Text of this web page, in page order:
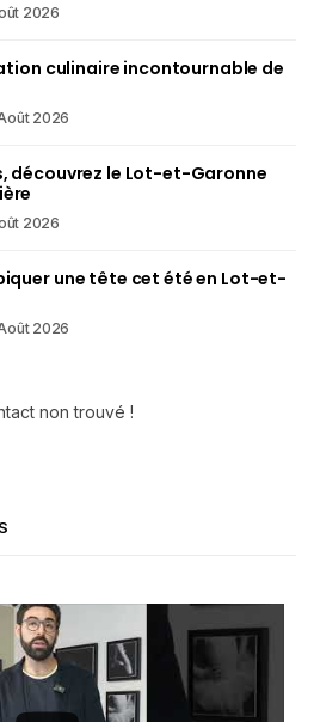
2026
culinaire incontournable de
2026
découvrez le Lot-et-Garonne
2026
une tête cet été en Lot-et-
2026
non trouvé !